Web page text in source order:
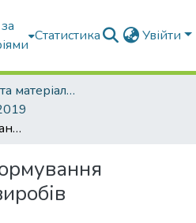
Статистика Увійти
Конференції та матеріали конференцій
Безопалубне формування залізобетоних виробів